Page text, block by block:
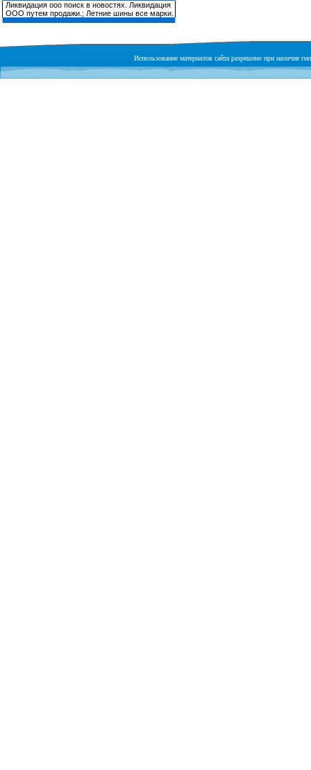
Ликвидация ооо поиск в новостях. Ликвидация
ООО путем продажи.; Летние шины все марки.
Использование материалов сайта разрешено при